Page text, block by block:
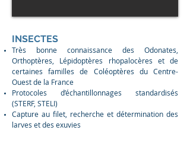
INSECTES
Très bonne connaissance des Odonates,
Orthoptères, Lépidoptères rhopalocères et de
certaines familles de Coléoptères du Centre-
Ouest de la France
Protocoles d’échantillonnages standardisés
(STERF, STELI)
Capture au filet, recherche et détermination des
larves et des exuvies